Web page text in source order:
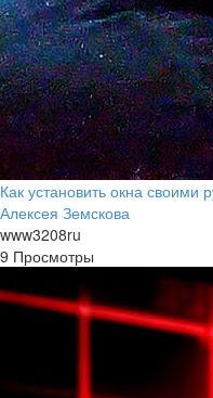
Как установить окна
Алексея Земскова
www3208ru
9 Просмотры